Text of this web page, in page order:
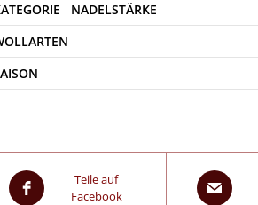
Teile auf
Facebook